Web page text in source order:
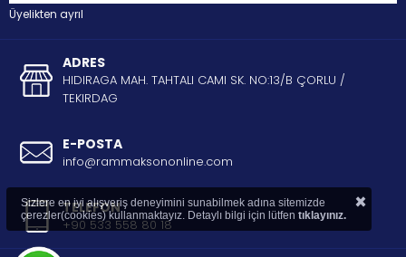
Üyelikten ayrıl
ADRES
HIDIRAGA MAH. TAHTALI CAMI SK. NO:13/B ÇORLU /
TEKIRDAG
E-POSTA
info@rammaksononline.com
TELEFON
+90 533 558 80 18
Sizlere en iyi alışveriş deneyimini sunabilmek adına sitemizde
çerezler(cookies) kullanmaktayız. Detaylı bilgi için lütfen tıklayınız. ×